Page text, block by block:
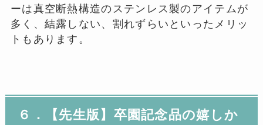
ーは真空断熱構造のステンレス製のアイテムが
多く、結露しない、割れずらいといったメリッ
トもあります。
６．【先生版】卒園記念品の嬉しか